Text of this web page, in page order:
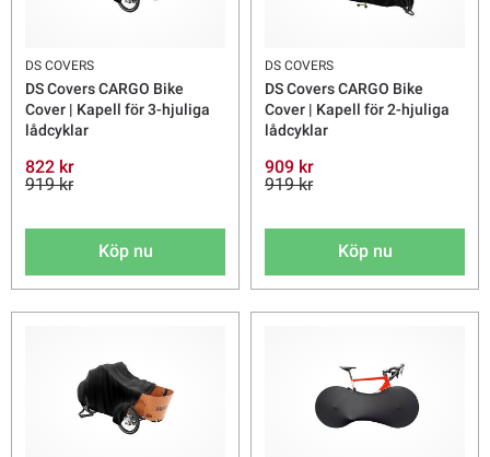
DS COVERS
DS Covers CARGO Bike
Cover | Kapell för 3-hjuliga
lådcyklar
822 kr
919 kr
Köp nu
DS COVERS
DS Covers CARGO Bike
Cover | Kapell för 2-hjuliga
lådcyklar
909 kr
919 kr
Köp nu